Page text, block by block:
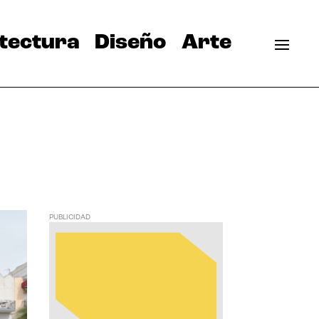
Diseño Arte
PUBLICIDAD